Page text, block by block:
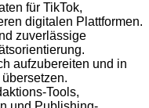
für TikTok,
digitalen Plattformen.
zuverlässige
aufzubereiten und in
Tools,